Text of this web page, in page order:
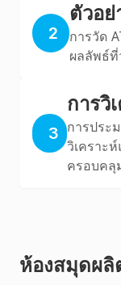
2
ตัวอย่
การวัด
ผลลัพธ์
3
การวิ
การประ
วิเคราะ
ครอบคลุ
ห้องสมุดผ